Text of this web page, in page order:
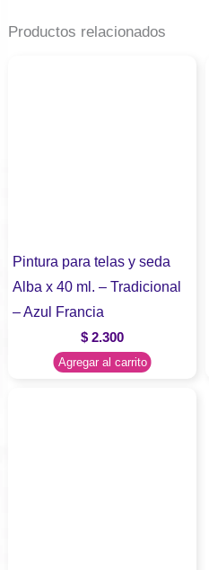
Productos relacionados
Pintura para telas y seda
Alba x 40 ml. – Tradicional
– Azul Francia
$ 2.300
Agregar al carrito